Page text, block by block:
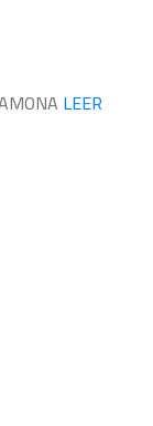
LEER